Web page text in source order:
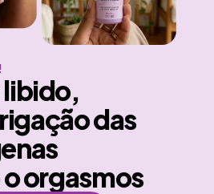
libido,
das
orgasmos